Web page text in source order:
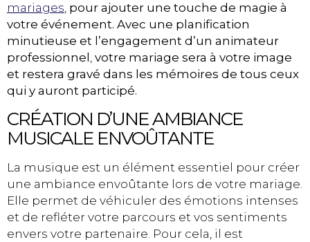
mariages, pour ajouter une touche de magie à
votre événement. Avec une planification
minutieuse et l’engagement d’un animateur
professionnel , votre mariage sera à votre image
et restera gravé dans les mémoires de tous ceux
qui y auront participé.
CRÉATION D’UNE AMBIANCE
MUSICALE ENVOÛTANTE
La musique est un élément essentiel pour créer
une ambiance envoûtante lors de votre mariage.
Elle permet de véhiculer des émotions intenses
et de refléter votre parcours et vos sentiments
envers votre partenaire. Pour cela, il est